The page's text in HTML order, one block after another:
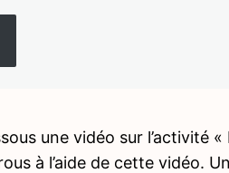
une vidéo sur l’activité
à l’aide de cette vidéo.